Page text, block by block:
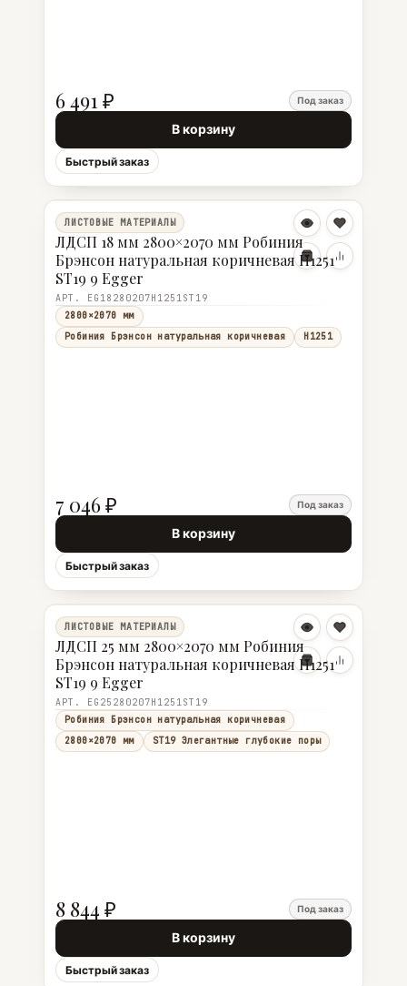
6 491 ₽ Под заказ
В корзину
Быстрый заказ
ЛИСТОВЫЕ МАТЕРИАЛЫ
ЛДСП 18 мм 2800×2070 мм Робиния
Брэнсон натуральная коричневая H1251
ST19 9 Egger
АРТ. EG18280207H1251ST19
2800×2070 мм
Робиния Брэнсон натуральная коричневая
H1251
7 046 ₽ Под заказ
В корзину
Быстрый заказ
ЛИСТОВЫЕ МАТЕРИАЛЫ
ЛДСП 25 мм 2800×2070 мм Робиния
Брэнсон натуральная коричневая H1251
ST19 9 Egger
АРТ. EG25280207H1251ST19
Робиния Брэнсон натуральная коричневая
2800×2070 мм
ST19 Элегантные глубокие поры
8 844 ₽ Под заказ
В корзину
Быстрый заказ